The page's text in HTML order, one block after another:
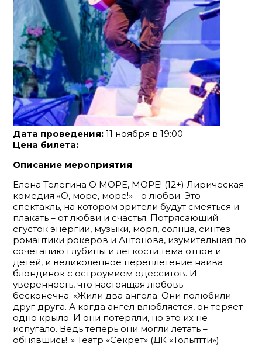
Дата проведения: 11 ноября в 19:00
Цена билета:
Описание мероприятия
Елена Телегина О МОРЕ, МОРЕ! (12+) Лирическая
комедия «О, море, море!» - о любви. Это
спектакль, на котором зрители будут смеяться и
плакать – от любви и счастья. Потрясающий
сгусток энергии, музыки, моря, солнца, синтез
романтики рокеров и Антонова, изумительная по
сочетанию глубины и легкости тема отцов и
детей, и великолепное переплетение наива
блондинок с остроумием одесситов. И
уверенность, что настоящая любовь -
бесконечна. «Жили два ангела. Они полюбили
друг друга. А когда ангел влюбляется, он теряет
одно крыло. И они потеряли, но это их не
испугало. Ведь теперь они могли летать –
обнявшись!..» Театр «Секрет» (ДК «Тольятти»)